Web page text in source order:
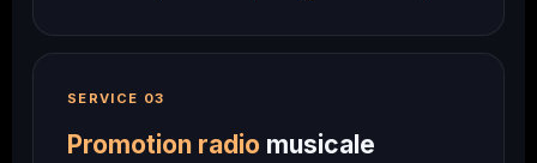
SERVICE 03
Promotion radio musicale